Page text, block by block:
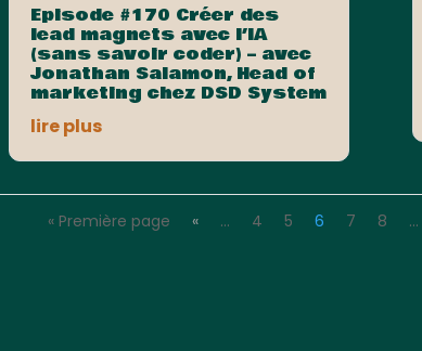
Episode #170 Créer des
lead magnets avec l’IA
(sans savoir coder) – avec
Jonathan Salamon, Head of
marketing chez DSD System
lire plus
« Première page « … 4 5 6 7 8 …